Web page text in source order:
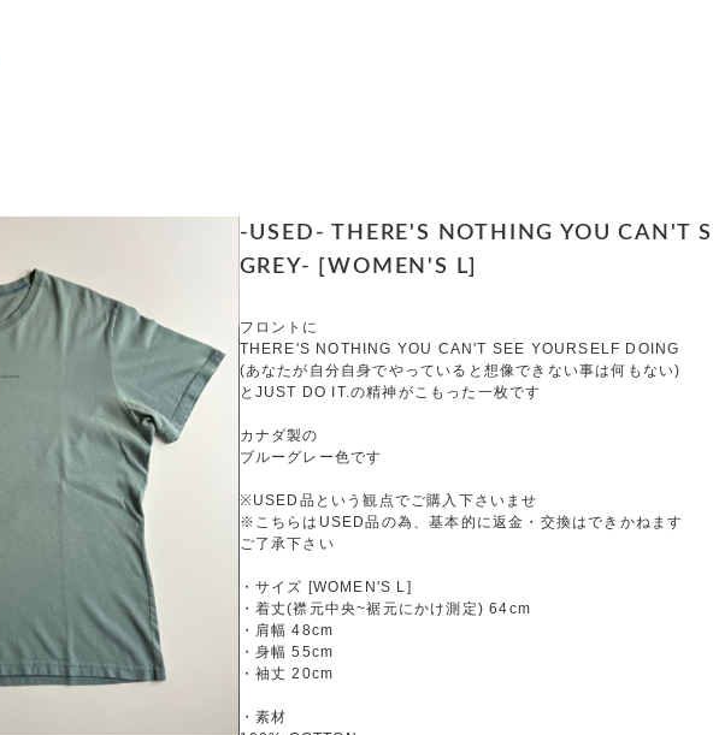
-USED- THERE'S NOTHING YOU CAN'T
GREY- [WOMEN'S L]
フロントに
THERE'S NOTHING YOU CAN'T SEE YOURSELF DOING
(あなたが自分自身でやっていると想像できない事は何もない)
とJUST DO IT.の精神がこもった一枚です
カナダ製の
ブルーグレー色です
※USED品という観点でご購入下さいませ
※こちらはUSED品の為、基本的に返金・交換はできかねます
ご了承下さい
・サイズ [WOMEN'S L]
・着丈(襟元中央~裾元にかけ測定) 64cm
・肩幅 48cm
・身幅 55cm
・袖丈 20cm
・素材